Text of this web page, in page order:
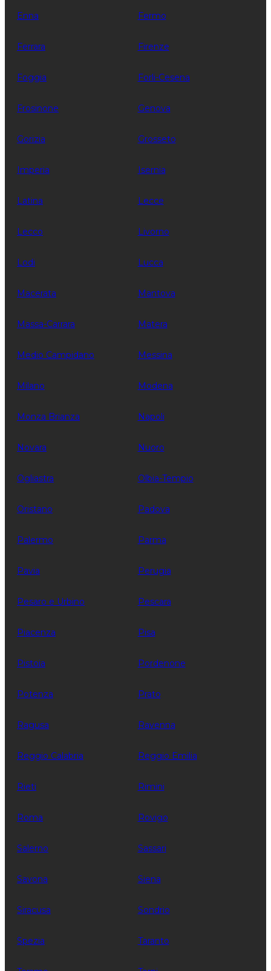
Enna Fermo
Ferrara Firenze
Foggia Forli-Cesena
Frosinone Genova
Gorizia Grosseto
Imperia Isernia
Latina Lecce
Lecco Livorno
Lodi Lucca
Macerata Mantova
Massa-Carrara Matera
Medio Campidano Messina
Milano Modena
Monza Brianza Napoli
Novara Nuoro
Ogliastra Olbia-Tempio
Oristano Padova
Palermo Parma
Pavia Perugia
Pesaro e Urbino Pescara
Piacenza Pisa
Pistoia Pordenone
Potenza Prato
Ragusa Ravenna
Reggio Calabria Reggio Emilia
Rieti Rimini
Roma Rovigo
Salerno Sassari
Savona Siena
Siracusa Sondrio
Spezia Taranto